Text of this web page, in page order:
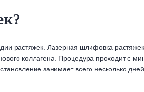
растяжек. Лазерная шлифовка
коллагена. Процедура проходит с
занимает всего несколько дней.